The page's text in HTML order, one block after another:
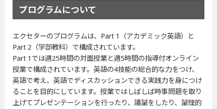
プログラムについて
エクセターのプログラムは、Part 1（アカデミック英語）と
Part 2（学部教科）で構成されています。
Part 1では週25時間の対面授業と週5時間の指導付オンライン
授業で構成されています。英語の4技能の総合的な力をつけ、
英語で考え、英語でディスカッションできる実践力を身につけ
ることを目的にしています。授業ではしばしば時事問題を取り
上げてプレゼンテーションを行ったり、議論をしたり、論理的